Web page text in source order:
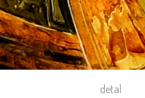
detal